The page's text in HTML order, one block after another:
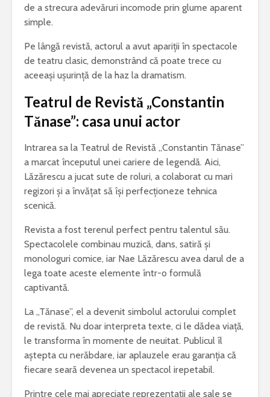
de a strecura adevăruri incomode prin glume aparent
simple.
Pe lângă revistă, actorul a avut apariții în spectacole
de teatru clasic, demonstrând că poate trece cu
aceeași ușurință de la haz la dramatism.
Teatrul de Revistă „Constantin
Tănase”: casa unui actor
Intrarea sa la Teatrul de Revistă „Constantin Tănase”
a marcat începutul unei cariere de legendă. Aici,
Lăzărescu a jucat sute de roluri, a colaborat cu mari
regizori și a învățat să își perfecționeze tehnica
scenică.
Revista a fost terenul perfect pentru talentul său.
Spectacolele combinau muzică, dans, satiră și
monologuri comice, iar Nae Lăzărescu avea darul de a
lega toate aceste elemente într-o formulă
captivantă.
La „Tănase”, el a devenit simbolul actorului complet
de revistă. Nu doar interpreta texte, ci le dădea viață,
le transforma în momente de neuitat. Publicul îl
aștepta cu nerăbdare, iar aplauzele erau garanția că
fiecare seară devenea un spectacol irepetabil.
Printre cele mai apreciate reprezentații ale sale se